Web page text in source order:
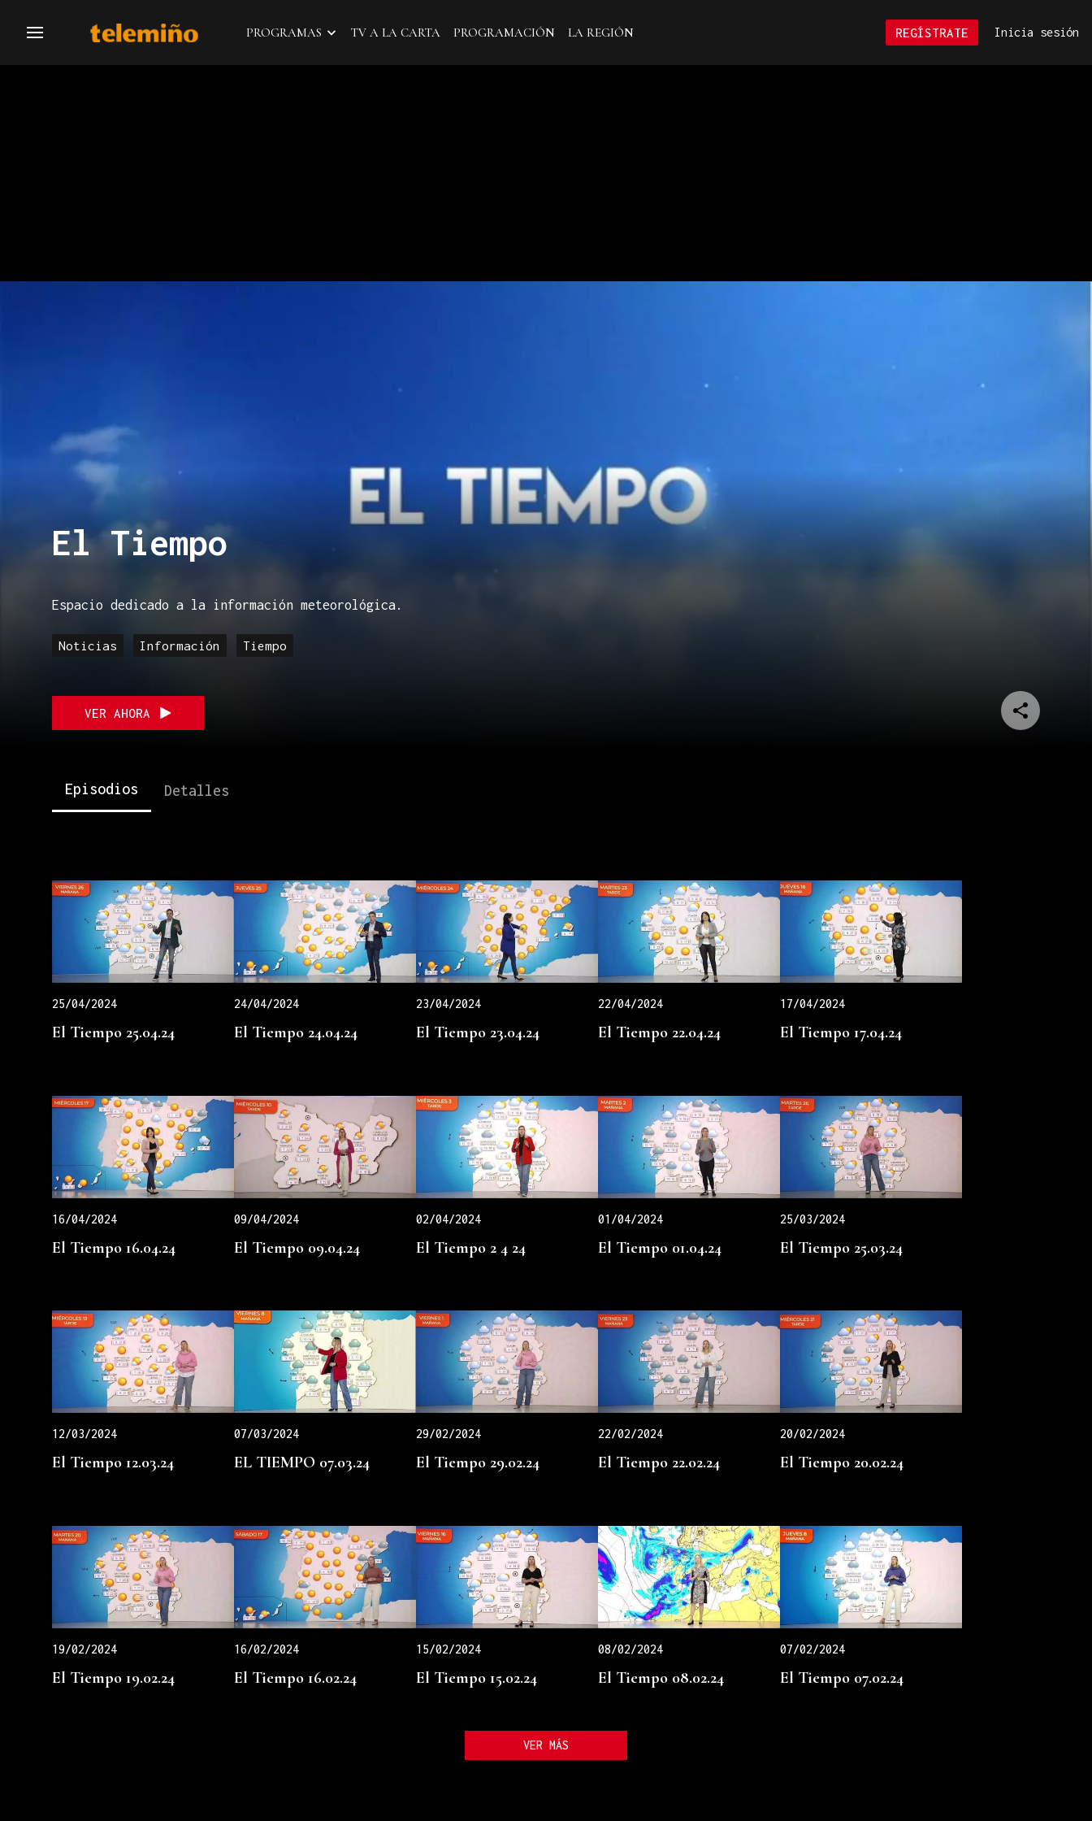
Navegación PROGRAMAS TV A LA CARTA PROGRAMACIÓN LA REGIÓN Inicia sesión
REGÍSTRATE
El Tiempo
Espacio dedicado a la información meteorológica.
Noticias Información Tiempo
VER AHORA
Episodios Detalles
25/04/2024
El Tiempo 25.04.24
24/04/2024
El Tiempo 24.04.24
23/04/2024
El Tiempo 23.04.24
22/04/2024
El Tiempo 22.04.24
17/04/2024
El Tiempo 17.04.24
16/04/2024
El Tiempo 16.04.24
09/04/2024
El Tiempo 09.04.24
02/04/2024
El Tiempo 2 4 24
01/04/2024
El Tiempo 01.04.24
25/03/2024
El Tiempo 25.03.24
12/03/2024
El Tiempo 12.03.24
07/03/2024
EL TIEMPO 07.03.24
29/02/2024
El Tiempo 29.02.24
22/02/2024
El Tiempo 22.02.24
20/02/2024
El Tiempo 20.02.24
19/02/2024
El Tiempo 19.02.24
16/02/2024
El Tiempo 16.02.24
15/02/2024
El Tiempo 15.02.24
08/02/2024
El Tiempo 08.02.24
07/02/2024
El Tiempo 07.02.24
VER MÁS